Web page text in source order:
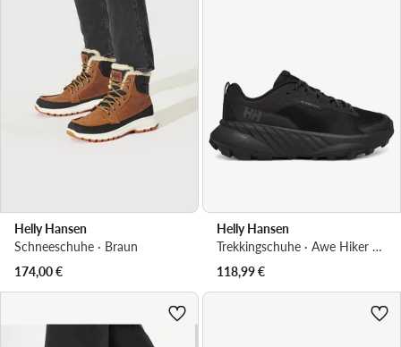
Helly Hansen
Schneeschuhe · Braun
174,00€
Helly Hansen
Trekkingschuhe · Awe Hiker Dwr 12091 · Schwarz
118,99€